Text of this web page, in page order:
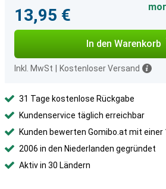
13,95 €
In den Warenkorb
Inkl. MwSt Kostenloser Versand
31 Tage kostenlose Rückgabe
Kundenservice täglich erreichbar
Kunden bewerten Gomibo.at mit einer
2006 in den Niederlanden gegründet
Aktiv in 30 Ländern